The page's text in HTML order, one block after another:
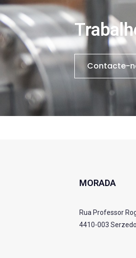
Contacte-
MORADA
Rua Professor
4410-003 Serzedo